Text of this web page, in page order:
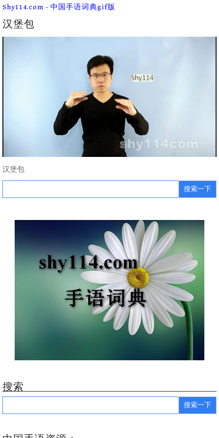
Skip
content
Shy114.com - 中国手语词典gif版
汉堡包
汉堡包
Search
搜索
Search